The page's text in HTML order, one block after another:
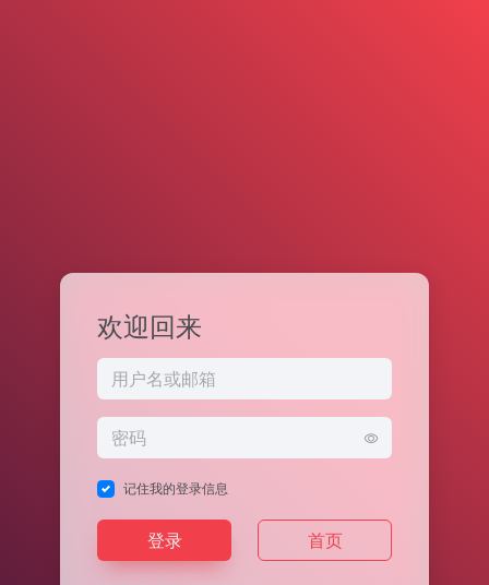
欢迎回来
记住我的登录信息
登录 首页